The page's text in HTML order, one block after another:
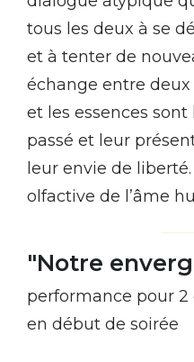
tous les deux à se
et à tenter de
échange entre
et les essences
passé et leur
leur envie de
olfactive de l’âme
"Notre
performance pour 2
en début de soirée